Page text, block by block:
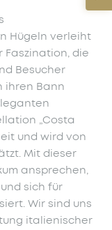
Hügeln verleiht
Faszination, die
Besucher
ihren Bann
„Costa
und wird von
Mit dieser
ansprechen,
sich für
Wir sind uns
italienischer